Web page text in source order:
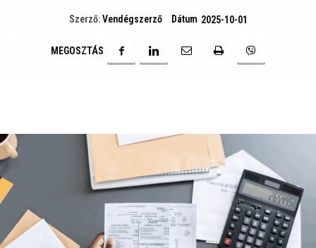
Szerző: Vendégszerző Dátum 2025-10-01
MEGOSZTÁS